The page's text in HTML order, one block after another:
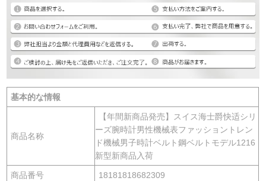
基本的な情報
商品名称
【年間新商品発売】スイス海士爵快适シリ
ーズ腕時計男性機械表ファッショントレン
ド機械男子時計ベルト鋼ベルトモデル1216
新型新商品入荷
商品番号 18181818682309